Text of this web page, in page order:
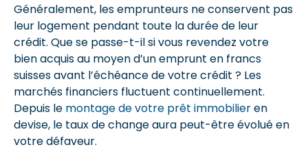
Généralement, les emprunteurs ne conservent pas
leur logement pendant toute la durée de leur
crédit. Que se passe-t-il si vous revendez votre
bien acquis au moyen d’un emprunt en francs
suisses avant l’échéance de votre crédit ? Les
marchés financiers fluctuent continuellement.
Depuis le montage de votre prêt immobilieren
devise, le taux de change aura peut-être évolué en
votre défaveur.